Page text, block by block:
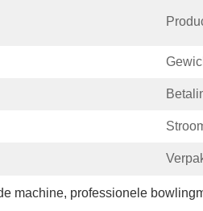
machine, professionele